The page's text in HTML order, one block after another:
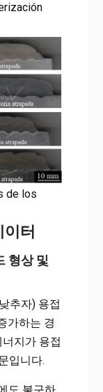
de los
터
형상 및
추자) 용접
가하는 경
지가 용접
입니다.